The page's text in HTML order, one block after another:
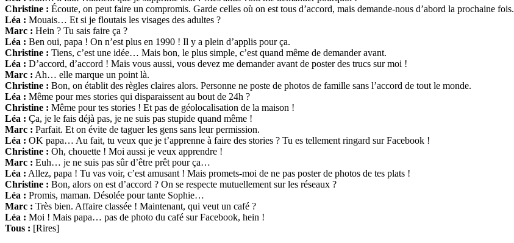
Christine : Écoute, on peut faire un compromis. Garde celles où on est tous d’accord, mais demande-nous d’abord la prochaine fois.
Léa : Mouais… Et si je floutais les visages des adultes ?
Marc : Hein ? Tu sais faire ça ?
Léa : Ben oui, papa ! On n’est plus en 1990 ! Il y a plein d’applis pour ça.
Christine : Tiens, c’est une idée… Mais bon, le plus simple, c’est quand même de demander avant.
Léa : D’accord, d’accord ! Mais vous aussi, vous devez me demander avant de poster des trucs sur moi !
Marc : Ah… elle marque un point là.
Christine : Bon, on établit des règles claires alors. Personne ne poste de photos de famille sans l’accord de tout le monde.
Léa : Même pour mes stories qui disparaissent au bout de 24h ?
Christine : Même pour tes stories ! Et pas de géolocalisation de la maison !
Léa : Ça, je le fais déjà pas, je ne suis pas stupide quand même !
Marc : Parfait. Et on évite de taguer les gens sans leur permission.
Léa : OK papa… Au fait, tu veux que je t’apprenne à faire des stories ? Tu es tellement ringard sur Facebook !
Christine : Oh, chouette ! Moi aussi je veux apprendre !
Marc : Euh… je ne suis pas sûr d’être prêt pour ça…
Léa : Allez, papa ! Tu vas voir, c’est amusant ! Mais promets-moi de ne pas poster de photos de tes plats !
Christine : Bon, alors on est d’accord ? On se respecte mutuellement sur les réseaux ?
Léa : Promis, maman. Désolée pour tante Sophie…
Marc : Très bien. Affaire classée ! Maintenant, qui veut un café ?
Léa : Moi ! Mais papa… pas de photo du café sur Facebook, hein !
Tous : [Rires]